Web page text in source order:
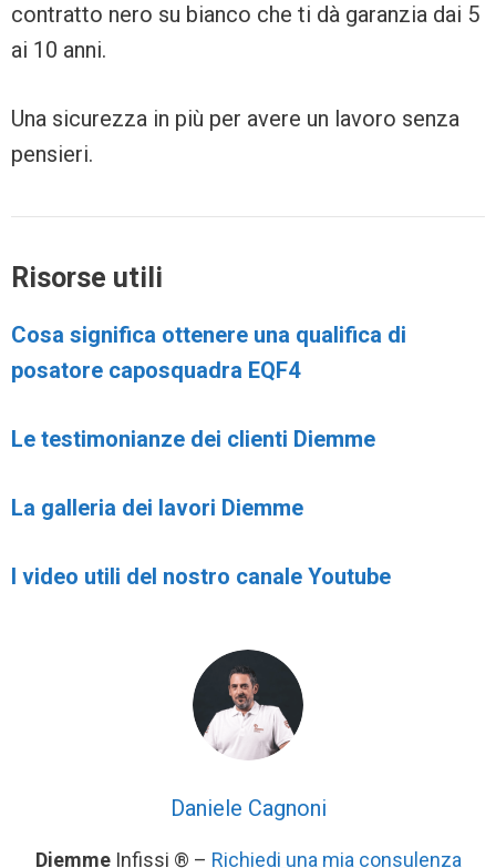
contratto nero su bianco che ti dà garanzia dai 5
ai 10 anni.
Una sicurezza in più per avere un lavoro senza
pensieri.
Risorse utili
Cosa significa ottenere una qualifica di
posatore caposquadra EQF4
Le testimonianze dei clienti Diemme
La galleria dei lavori Diemme
I video utili del nostro canale Youtube
Daniele Cagnoni
Diemme Infissi ® – Richiedi una mia consulenza